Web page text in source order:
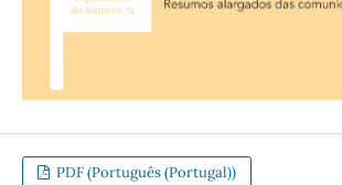
PDF (Português (Portugal))